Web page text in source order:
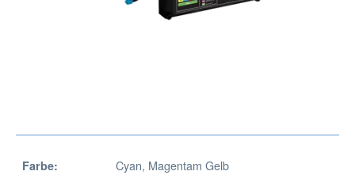
Farbe: Cyan, Magentam Gelb